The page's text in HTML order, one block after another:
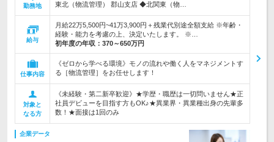
勤務地
東北（物流管理） 郡山支店 ◆北関東（物…
給与
月給22万5,500円~41万3,900円＋残業代別途全額支給 ※年齢・
経験・能力を考慮の上、決定いたします。 ※…
初年度の年収： 370～650万円
仕事内容
《ゼロから学べる環境》モノの流れや働く人をマネジメントす
る［物流管理］をお任せします！
対象と
なる方
《未経験・第二新卒歓迎》★学歴・職歴は一切問いません★正
社員デビューを目指す方もOK♪★異業界・異業種出身の先輩多
数！★面接は1回のみ
企業データ